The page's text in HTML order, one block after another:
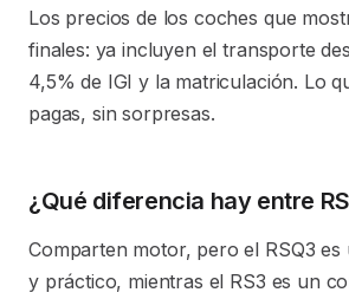
Los precios de los coches que
finales: ya incluyen el transporte
4,5% de IGI y la matriculación. Lo
pagas, sin sorpresas.
¿Qué diferencia hay entre
Comparten motor, pero el RSQ3 es
y práctico, mientras el RS3 es un